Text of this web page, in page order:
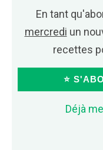
En tant
mercredi un
recettes
⭐
Déjà